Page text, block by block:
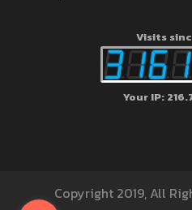
Visits
Your IP:
Copyright 2019, All